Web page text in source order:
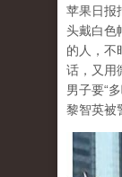
苹果日报
头戴白色
的人，不
话，又用
男子要“
黎智英被